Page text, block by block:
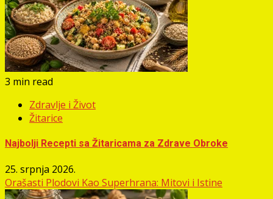
3 min read
Zdravlje i Život
Žitarice
Najbolji Recepti sa Žitaricama za Zdrave Obroke
25. srpnja 2026.
Orašasti Plodovi Kao Superhrana: Mitovi i Istine